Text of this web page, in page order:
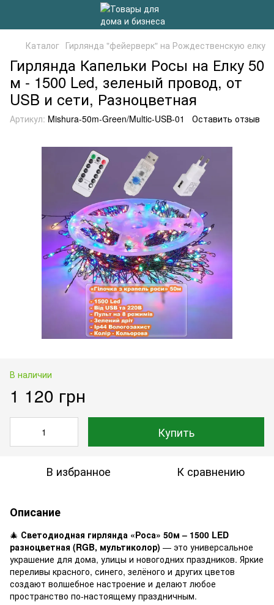
Каталог Гирлянда "фейерверк" на Рождественскую елку
Гирлянда Капельки Росы на Елку 50
м - 1500 Led, зеленый провод, от
USB и сети, Разноцветная
Артикул: Mishura-50m-Green/Multic-USB-01 Оставить отзыв
В наличии
1 120 грн
Купить
В избранное К сравнению
Описание
🎄 Светодиодная гирлянда «Роса» 50м – 1500 LED
разноцветная (RGB, мультиколор) — это универсальное
украшение для дома, улицы и новогодних праздников. Яркие
переливы красного, синего, зелёного и других цветов
создают волшебное настроение и делают любое
пространство по-настоящему праздничным.